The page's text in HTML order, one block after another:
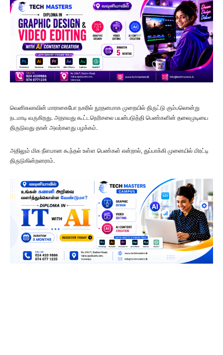
வெனிசுலாவின் மாராகைபோ நகரில் நூதனமாக முறையில் திருட்டு கும்பலொன்று
நடமாடி வருகிறது. அதாவது கூட்டநெரிசலை பயன்படுத்தி பெண்களின் தலைமுடியை
திருடுவது தான் அவர்களது பழக்கம்.
அதிலும் மிக நீளமான கூந்தல் உள்ள பெண்கள் என்றால், துப்பாக்கி முனையில் மிரட்டி
திருடுகின்றனராம்.